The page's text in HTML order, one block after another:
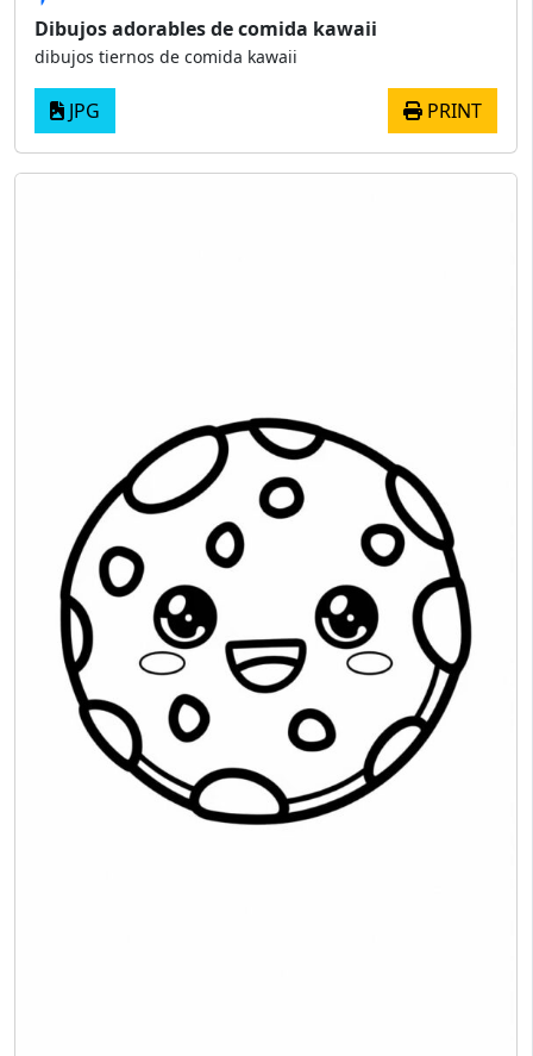
Dibujos adorables de comida kawaii
dibujos tiernos de comida kawaii
JPG PRINT